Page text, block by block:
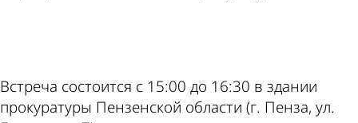
Встреча состоится с 15:00 до 16:30 в здании
прокуратуры Пензенской области (г. Пенза, ул.